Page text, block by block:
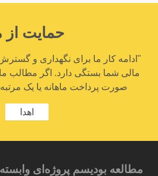
حمایت از
"ادامه کار ما برای نگهداری و
مالی شما بستگی دارد. اگر مطالب ما
صورت پرداخت ماهانه یا یک
اهدا
مطالعه بودیسم پروژه‌ای